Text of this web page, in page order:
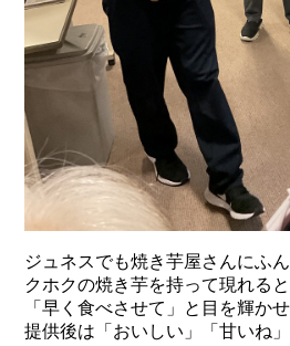
ジュネスでも焼き芋屋さんにふ
クホクの焼き芋を持って現れる
「早く食べさせて」と目を輝か
提供後は「おいしい」「甘いね